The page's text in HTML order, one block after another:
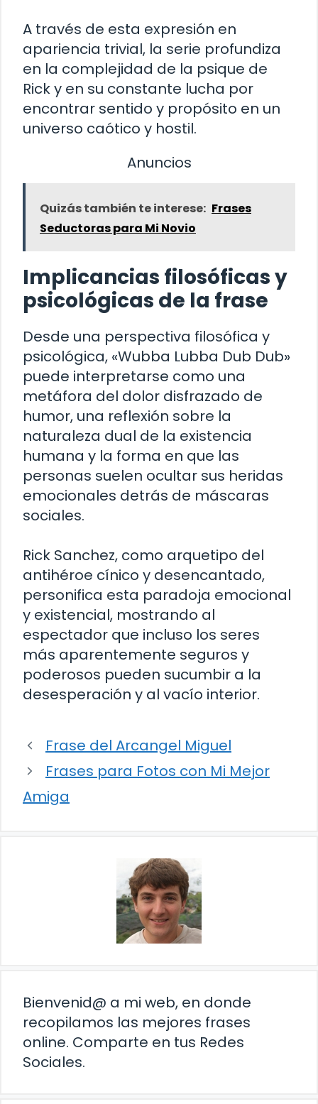
A través de esta expresión en
apariencia trivial, la serie profundiza
en la complejidad de la psique de
Rick y en su constante lucha por
encontrar sentido y propósito en un
universo caótico y hostil.
Anuncios
Quizás también te interese: Frases
Seductoras para Mi Novio
Implicancias filosóficas y
psicológicas de la frase
Desde una perspectiva filosófica y
psicológica, «Wubba Lubba Dub Dub»
puede interpretarse como una
metáfora del dolor disfrazado de
humor, una reflexión sobre la
naturaleza dual de la existencia
humana y la forma en que las
personas suelen ocultar sus heridas
emocionales detrás de máscaras
sociales.
Rick Sanchez, como arquetipo del
antihéroe cínico y desencantado,
personifica esta paradoja emocional
y existencial, mostrando al
espectador que incluso los seres
más aparentemente seguros y
poderosos pueden sucumbir a la
desesperación y al vacío interior.
Frase del Arcangel Miguel
Frases para Fotos con Mi Mejor
Amiga
Bienvenid@ a mi web, en donde
recopilamos las mejores frases
online. Comparte en tus Redes
Sociales.